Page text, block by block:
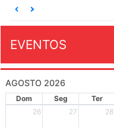
EVENTOS
AGOSTO 2026
Dom Seg Ter
26
27 28